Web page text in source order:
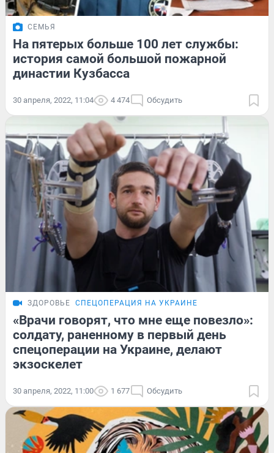
СЕМЬЯ
На пятерых больше 100 лет службы:
история самой большой пожарной
династии Кузбасса
30 апреля, 2022, 11:04 4 474 Обсудить
ЗДОРОВЬЕ СПЕЦОПЕРАЦИЯ НА УКРАИНЕ
«Врачи говорят, что мне еще повезло»:
солдату, раненному в первый день
спецоперации на Украине, делают
экзоскелет
30 апреля, 2022, 11:00 1 677 Обсудить